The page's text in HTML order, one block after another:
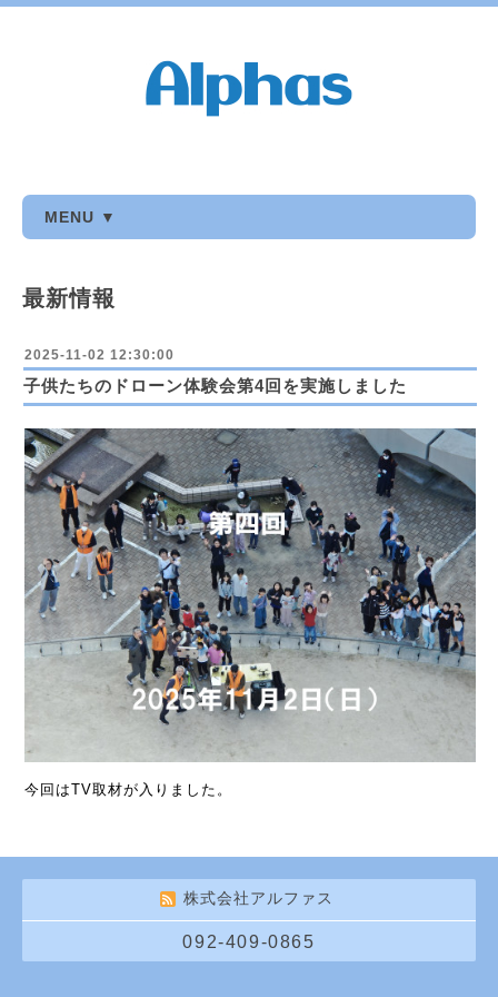
MENU ▼
最新情報
2025-11-02 12:30:00
子供たちのドローン体験会第4回を実施しました
今回はTV取材が入りました。
株式会社アルファス
092-409-0865